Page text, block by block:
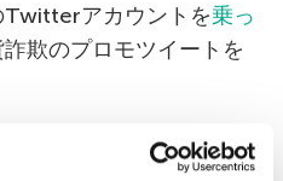
Twitterアカウントを乗っ
詐欺のプロモツイートを
技術とは縁のない人々が
めている点も注目に値し